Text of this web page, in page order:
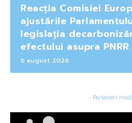
Reacția Comisiei
ajustările
legislația
efectului asupra PNRR.
6 august 2026
- Parteneri